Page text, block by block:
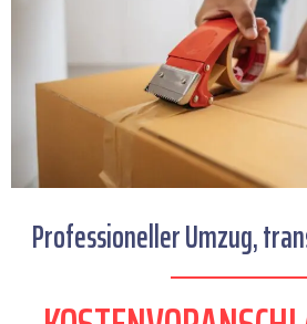
Professioneller Umzug,